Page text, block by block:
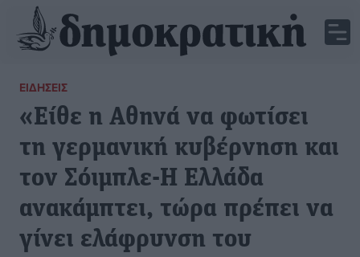
ΕΙΔΉΣΕΙΣ
«Είθε η Αθηνά να φωτίσει
τη γερμανική κυβέρνηση και
τον Σόιμπλε-H Ελλάδα
ανακάμπτει, τώρα πρέπει να
γίνει ελάφρυνση του